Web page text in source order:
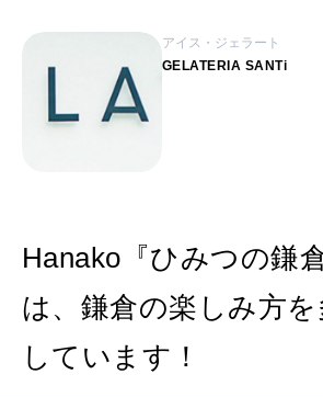
アイス・ジェラート
GELATERIA SANTi
Hanako『ひみつの鎌
は、鎌倉の楽しみ方
しています！